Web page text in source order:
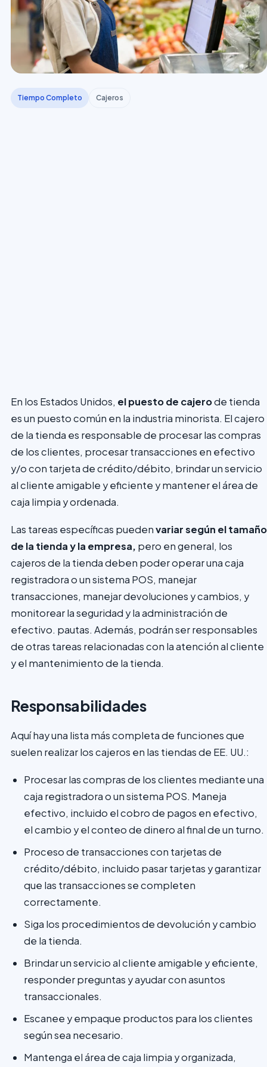
Tiempo Completo Cajeros
En los Estados Unidos, el puesto de cajerode tienda
es un puesto común en la industria minorista. El cajero
de la tienda es responsable de procesar las compras
de los clientes, procesar transacciones en efectivo
y/o con tarjeta de crédito/débito, brindar un servicio
al cliente amigable y eficiente y mantener el área de
caja limpia y ordenada.
Las tareas específicas puedenvariar según el tamaño
de la tienda y la empresa, pero en general, los
cajeros de la tienda deben poder operar una caja
registradora o un sistema POS, manejar
transacciones, manejar devoluciones y cambios, y
monitorear la seguridad y la administración de
efectivo. pautas. Además, podrán ser responsables
de otras tareas relacionadas con la atención al cliente
y el mantenimiento de la tienda.
Responsabilidades
Aquí hay una lista más completa de funciones que
suelen realizar los cajeros en las tiendas de EE. UU.:
Procesar las compras de los clientes mediante una
caja registradora o un sistema POS. Maneja
efectivo, incluido el cobro de pagos en efectivo,
el cambio y el conteo de dinero al final de un turno.
Proceso de transacciones con tarjetas de
crédito/débito, incluido pasar tarjetas y garantizar
que las transacciones se completen
correctamente.
Siga los procedimientos de devolución y cambio
de la tienda.
Brindar un servicio al cliente amigable y eficiente,
responder preguntas y ayudar con asuntos
transaccionales.
Escanee y empaque productos para los clientes
según sea necesario.
Mantenga el área de caja limpia y organizada,